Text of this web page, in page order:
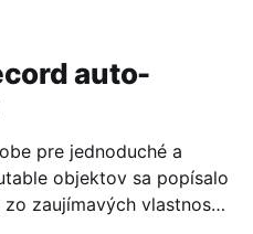
auto-
pre jednoduché a
objektov sa popísalo